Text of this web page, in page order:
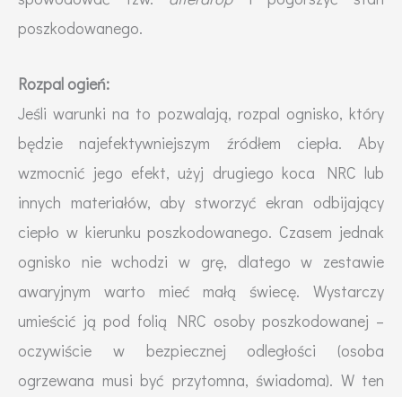
poszkodowanego.
Rozpal ogień:
Jeśli warunki na to pozwalają, rozpal ognisko, który
będzie najefektywniejszym źródłem ciepła. Aby
wzmocnić jego efekt, użyj drugiego koca NRC lub
innych materiałów, aby stworzyć ekran odbijający
ciepło w kierunku poszkodowanego. Czasem jednak
ognisko nie wchodzi w grę, dlatego w zestawie
awaryjnym warto mieć małą świecę. Wystarczy
umieścić ją pod folią NRC osoby poszkodowanej –
oczywiście w bezpiecznej odległości (osoba
ogrzewana musi być przytomna, świadoma). W ten